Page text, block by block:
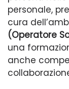
personale,
cura
(Operatore
una
anche